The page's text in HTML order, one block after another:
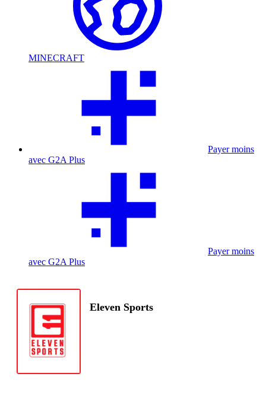
MINECRAFT
Payer moins
avec G2A Plus
Payer moins
avec G2A Plus
Eleven Sports